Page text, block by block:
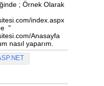
; Örnek Olarak
index.aspx
"
Anasayfa
nasıl yaparım.